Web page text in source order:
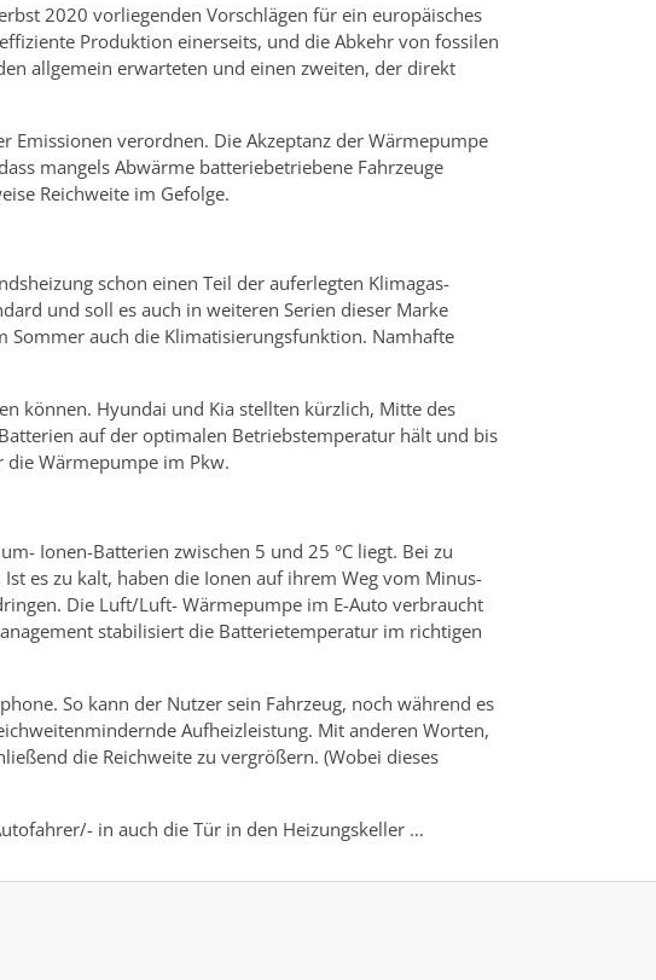
2020 vorliegenden Vorschlägen für ein europäisches
Produktion einerseits, und die Abkehr von fossilen
allgemein erwarteten und einen zweiten, der direkt
Emissionen verordnen. Die Akzeptanz der Wärmepumpe
mangels Abwärme batteriebetriebene Fahrzeuge
Reichweite im Gefolge.
schon einen Teil der auferlegten Klimagas-
und soll es auch in weiteren Serien dieser Marke
auch die Klimatisierungsfunktion. Namhafte
können. Hyundai und Kia stellten kürzlich, Mitte des
auf der optimalen Betriebstemperatur hält und bis
Wärmepumpe im Pkw.
Ionen-Batterien zwischen 5 und 25 °C liegt. Bei zu
es zu kalt, haben die Ionen auf ihrem Weg vom Minus-
Die Luft/Luft- Wärmepumpe im E-Auto verbraucht
stabilisiert die Batterietemperatur im richtigen
So kann der Nutzer sein Fahrzeug, noch während es
Aufheizleistung. Mit anderen Worten,
die Reichweite zu vergrößern. (Wobei dieses
in auch die Tür in den Heizungskeller …